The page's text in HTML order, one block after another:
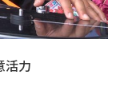
活力